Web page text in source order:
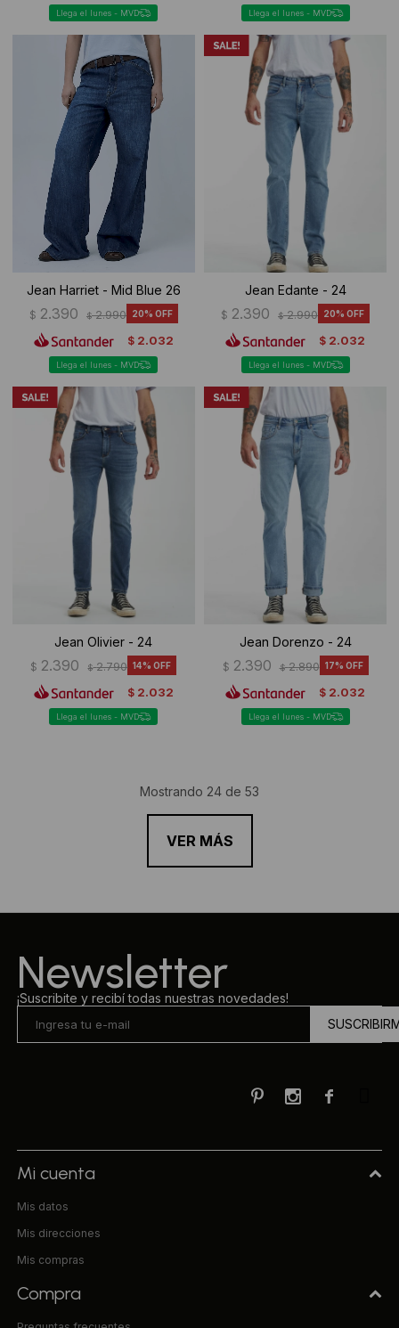
Llega el lunes - MVD Llega el lunes - MVD
Jean Harriet - Mid Blue 26
$ 2.390 $ 2.990 20
$ 2.032
Llega el lunes - MVD
Jean Edante - 24
$ 2.390 $ 2.990 20
$ 2.032
Llega el lunes - MVD
Jean Olivier - 24
$ 2.390 $ 2.790 14
$ 2.032
Llega el lunes - MVD
Jean Dorenzo - 24
$ 2.390 $ 2.890 17
$ 2.032
Llega el lunes - MVD
Mostrando 24 de 53
VER MÁS
Newsletter
¡Suscribite y recibí todas nuestras novedades!

 
Mi cuenta
Mis datos
Mis direcciones
Mis compras
Compra